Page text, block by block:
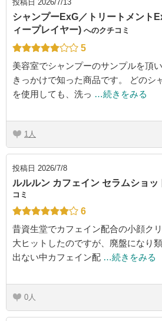
投稿日 2026/7/13
シャンプーExG／トリートメント
ィープレイヤー) へのクチコミ
5
美容室でシャンプーのサンプルを頂
きっかけで知った商品です。 どのシ
を使用しても、洗っ …続きをみる
1
投稿日 2026/7/8
ルルルン カフェイン セラムショッ
コミ
6
昔資生堂でカフェイン配合の小顔ク
大ヒットしたのですが、廃盤になり
出ない中カフェイン配 …続きをみる
0